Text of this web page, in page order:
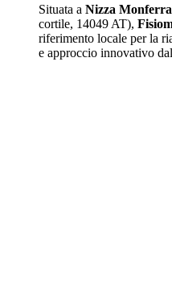
Situata a Nizza
cortile, 14049 AT),
riferimento locale per la
e approccio innovativo